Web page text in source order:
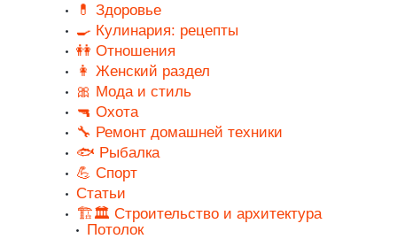
💊 Здоровье
🍳 Кулинария: рецепты
👭 Отношения
👩 Женский раздел
🎀 Мода и стиль
🔫 Охота
🔧 Ремонт домашней техники
🐟 Рыбалка
💪 Спорт
Статьи
🏗️🏛️ Строительство и архитектура
Потолок